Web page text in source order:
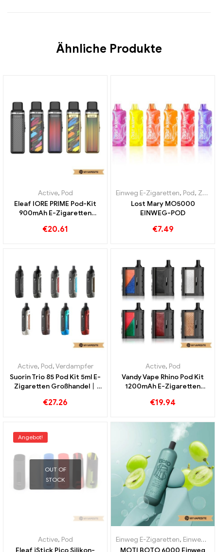
Ähnliche Produkte
Active, Pod
Eleaf IORE PRIME Pod-Kit
900mAh E-Zigaretten
€20.61
Einweg E-Zigaretten, Pod, Zollfreie Waren
Lost Mary MO5000
EINWEG-POD
€7.49
Active, Pod,Verdampfer
Suorin Trio 85 Pod Kit 5ml E-
Zigaretten Großhandel丨
€27.26
Active, Pod
Vandy Vape Rhino Pod Kit
1200mAh E-Zigaretten
€19.94
Angebot!
OUT OF
STOCK
Active, Pod
Einweg E-Zigaretten, Einweg-E-Zigaretten Portugal